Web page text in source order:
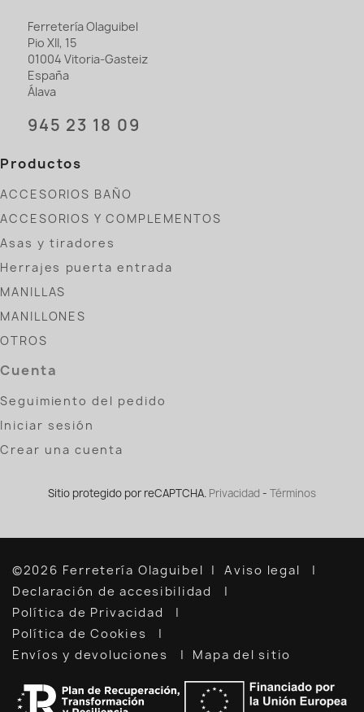
Ferretería Olaguibel
Pio XII, 15
01004 Vitoria-Gasteiz
España
Álava
945 23 18 09
Productos
ACCESORIOS BAÑO
ACCESORIOS Y COMPLEMENTOS
Asas y tiradores
Herrajes puerta entrada
MANILLAS
MANILLONES
OTROS
Cuenta
Seguimiento del pedido
Iniciar sesión
Crear una cuenta
Sitio protegido por reCAPTCHA. Privacidad - Términos
©2026 Ferretería Olaguibel
Aviso legal
Declaración de accesibilidad
Política de Privacidad
Política de Cookies
Envíos y devoluciones
Mapa del sitio